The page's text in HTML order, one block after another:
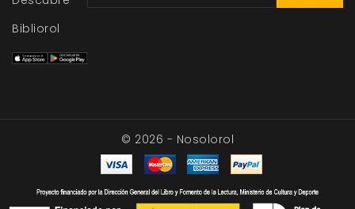
Bibliorol
© 2026 - Nosolorol